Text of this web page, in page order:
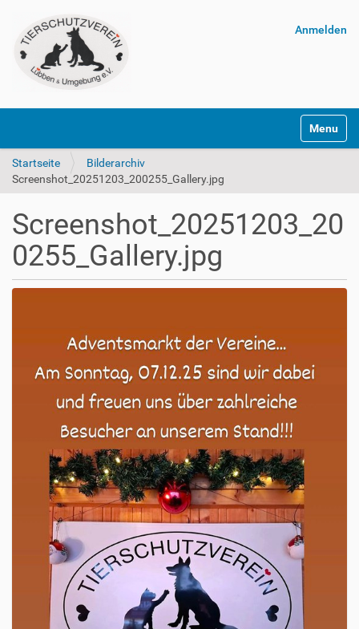
Anmelden
Startseite
Bilderarchiv
Screenshot_20251203_200255_Gallery.jpg
Screenshot_20251203_20
0255_Gallery.jpg